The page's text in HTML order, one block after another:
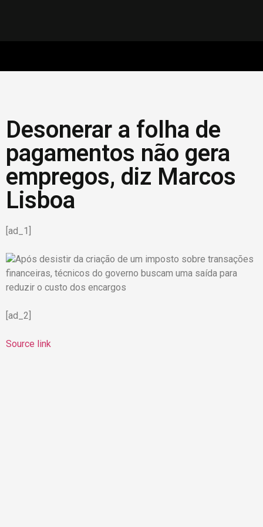
Desonerar a folha de
pagamentos não gera
empregos, diz Marcos
Lisboa
[ad_1]
Após desistir da criação de um imposto sobre transações
financeiras, técnicos do governo buscam uma saída para
reduzir o custo dos encargos
[ad_2]
Source link